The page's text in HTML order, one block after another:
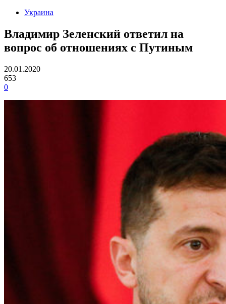
Украина
Владимир Зеленский ответил на
вопрос об отношениях с Путиным
20.01.2020
653
0